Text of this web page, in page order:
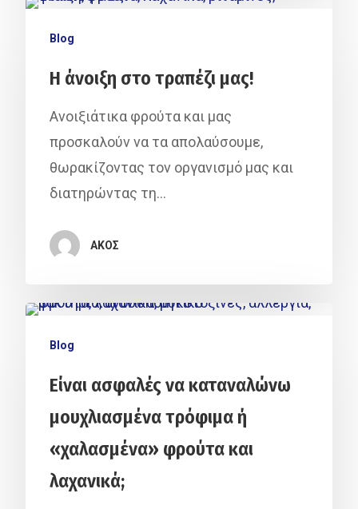
Blog
Η άνοιξη στο τραπέζι μας!
Ανοιξιάτικα φρούτα και μας
προσκαλούν να τα απολαύσουμε,
θωρακίζοντας τον οργανισμό μας και
διατηρώντας τη…
ΑΚΟΣ
Blog
Είναι ασφαλές να καταναλώνω
μουχλιασμένα τρόφιμα ή
«χαλασμένα» φρούτα και
λαχανικά;